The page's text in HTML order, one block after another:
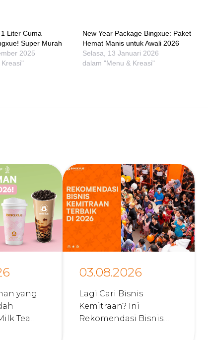
Liter Cuma
Super Murah
2025
New Year Package Bingxue: Paket
Hemat Manis untuk Awali 2026
Selasa, 13 Januari 2026
dalam "Menu & Kreasi"
yang
Tea
03.08.2026
Lagi Cari Bisnis
Kemitraan? Ini
Rekomendasi Bisnis